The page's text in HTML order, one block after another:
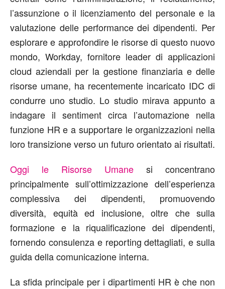
l’assunzione o il licenziamento del personale e la
valutazione delle performance dei dipendenti. Per
esplorare e approfondire le risorse di questo nuovo
mondo, Workday, fornitore leader di applicazioni
cloud aziendali per la gestione finanziaria e delle
risorse umane, ha recentemente incaricato IDC di
condurre uno studio. Lo studio mirava appunto a
indagare il sentiment circa l’automazione nella
funzione HR e a supportare le organizzazioni nella
loro transizione verso un futuro orientato ai risultati.
Oggi le Risorse Umane si concentrano
principalmente sull’ottimizzazione dell’esperienza
complessiva dei dipendenti, promuovendo
diversità, equità ed inclusione, oltre che sulla
formazione e la riqualificazione dei dipendenti,
fornendo consulenza e reporting dettagliati, e sulla
guida della comunicazione interna.
La sfida principale per i dipartimenti HR è che non